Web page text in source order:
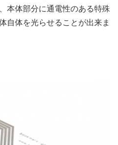
本体部分に通電性のある特殊
自体を光らせることが出来ま